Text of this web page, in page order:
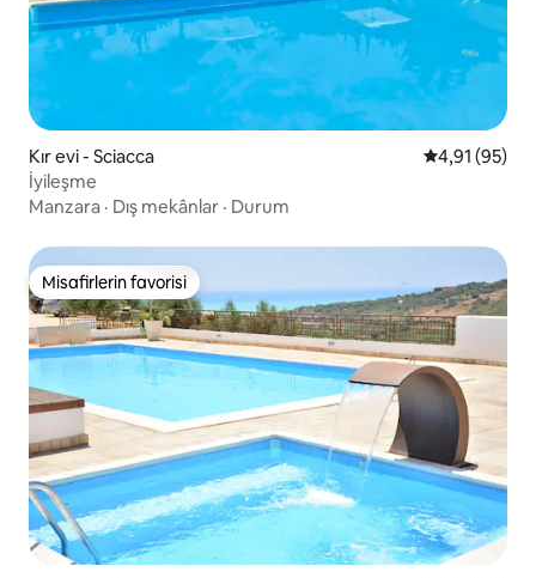
Kır evi - Sciacca 5 üzerinden
4,91 (95)
İyileşme
Manzara · Dış mekânlar · Durum
Misafirlerin favorisi
Misafirlerin favorisi